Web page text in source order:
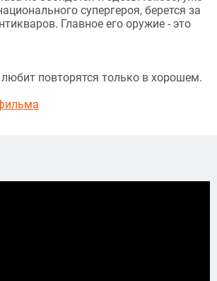
супергероя, берется за
Главное его оружие - это
любит повторятся только в хорошем.